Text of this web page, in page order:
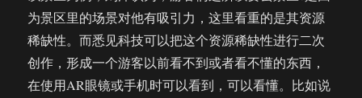
为景区里的场景对他有吸引力，这里看重的是其资源
稀缺性。而悉见科技可以把这个资源稀缺性进行二次
创作，形成一个游客以前看不到或者看不懂的东西，
在使用AR眼镜或手机时可以看到，可以看懂。比如说